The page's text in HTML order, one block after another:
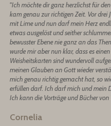
"Ich möchte dir ganz herzlichst für
kam genau zur richtigen Zeit. Vor drei
mit Lime und nun darf mein Herz
etwas ausgelöst und seither
bewusster Ebene nie ganz an das
wurde mir aber nun klar, dass es
Weisheitskarten sind wundervoll
meinen Glauben an Gott wieder
mich genau richtig gemacht hat, so
erfüllen darf. Ich darf mich und mein
Ich kann die Vorträge und Bücher
Cornelia